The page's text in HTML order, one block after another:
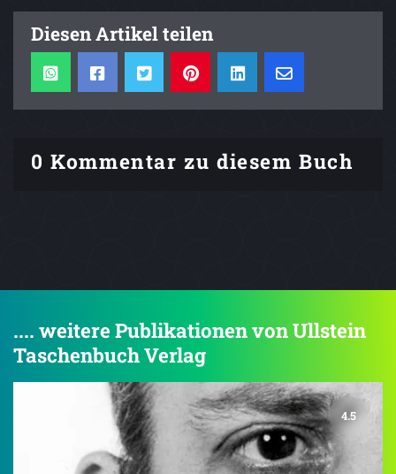
Diesen Artikel teilen
0 Kommentar zu diesem Buch
.... weitere Publikationen von Ullstein
Taschenbuch Verlag
4.5